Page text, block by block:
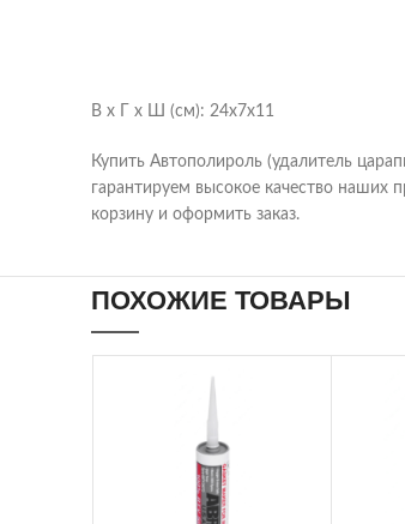
В х Г х Ш (см): 24х7х11
Купить Автополироль (удалитель
гарантируем высокое качество наших
корзину и оформить заказ.
ПОХОЖИЕ ТОВАРЫ